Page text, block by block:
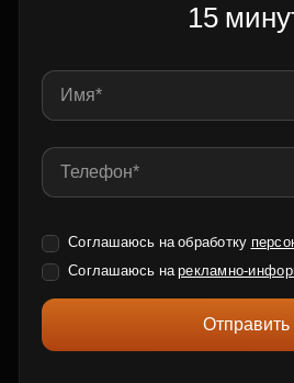
15
Соглашаюсь на обработку
Соглашаюсь нарекламно-
Отправить